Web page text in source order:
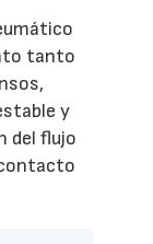
tanto
y
del flujo